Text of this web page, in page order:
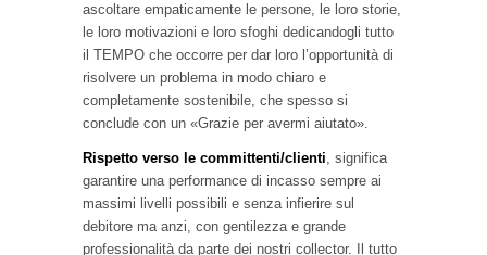
ascoltare empaticamente le persone, le loro storie,
le loro motivazioni e loro sfoghi dedicandogli tutto
il TEMPO che occorre per dar loro l’opportunità di
risolvere un problema in modo chiaro e
completamente sostenibile, che spesso si
conclude con un «Grazie per avermi aiutato».
Rispetto verso le committenti/clienti, significa
garantire una performance di incasso sempre ai
massimi livelli possibili e senza infierire sul
debitore ma anzi, con gentilezza e grande
professionalità da parte dei nostri collector. Il tutto